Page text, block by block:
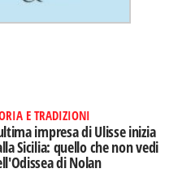
E TRADIZIONI
impresa di Ulisse inizia
Sicilia: quello che non vedi
di Nolan